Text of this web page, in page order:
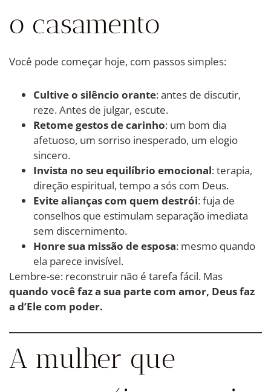
o casamento
Você pode começar hoje, com passos simples:
Cultive o silêncio orante: antes de discutir,
reze. Antes de julgar, escute.
Retome gestos de carinho: um bom dia
afetuoso, um sorriso inesperado, um elogio
sincero.
Invista no seu equilíbrio emocional: terapia,
direção espiritual, tempo a sós com Deus.
Evite alianças com quem destrói: fuja de
conselhos que estimulam separação imediata
sem discernimento.
Honre sua missão de esposa: mesmo quando
ela parece invisível.
Lembre-se: reconstruir não é tarefa fácil. Mas
quando você faz a sua parte com amor, Deus faz
a d’Ele com poder.
A mulher que